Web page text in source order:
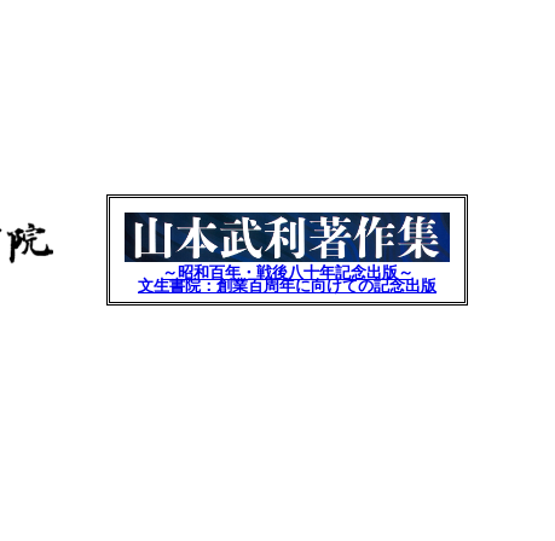
～昭和百年・戦後八十年記念出版～
文生書院：創業百周年に向けての記念出版